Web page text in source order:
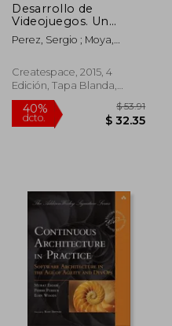
Desarrollo de
Videojuegos. Un
enfoque práctico.:
Volumen 3. Técnicas
Perez, Sergio ; Moya,
Createspace, 2015, 4
Edición, Tapa Blanda,
Nuevo